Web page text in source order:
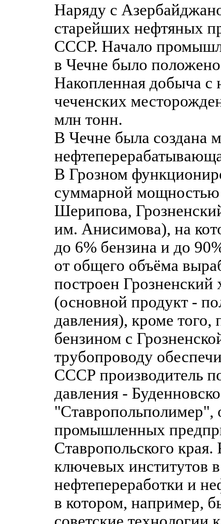
Наряду с
старейших нефтяных
СССР. Начало
в Чечне было
Накопленная добыча с
чеченских
млн тонн.
В Чечне была создана
В Грозном
суммарной мощностью
Шерипова,
им. Анисимова), на
до 6% бензина и до
от общего объёма
построен Грозненский
(основной продукт -
давления), кроме
бензином с
трубопроводу
СССР производитель
давления -
промышленных
Ставропольского края.
ключевых институтов
нефтепереработки и
в котором, например,